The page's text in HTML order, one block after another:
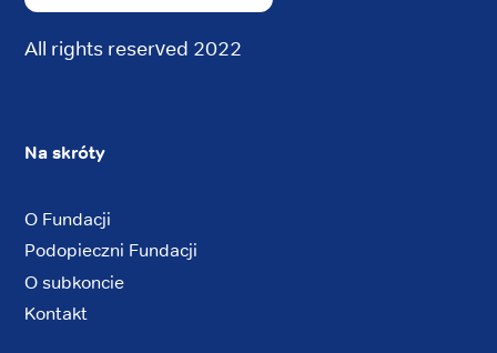
All rights reserved 2022
Na skróty
O Fundacji
Podopieczni Fundacji
O subkoncie
Kontakt